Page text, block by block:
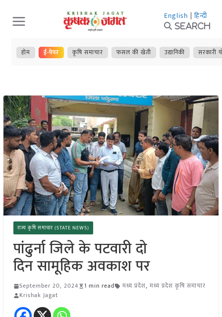
Skip
to
content
English | हिन्दी
Search
होम ई-पेपर कृषि समाचार फसल की खेती उद्यानिकी सरकारी
राज्य कृषि समाचार (STATE NEWS)
पांढुर्ना जिले के पटवारी दो
दिन सामूहिक अवकाश पर
September 20, 2024 1 min read मध्य प्रदेश, मध्य प्रदेश कृषि समाचार
Krishak Jagat